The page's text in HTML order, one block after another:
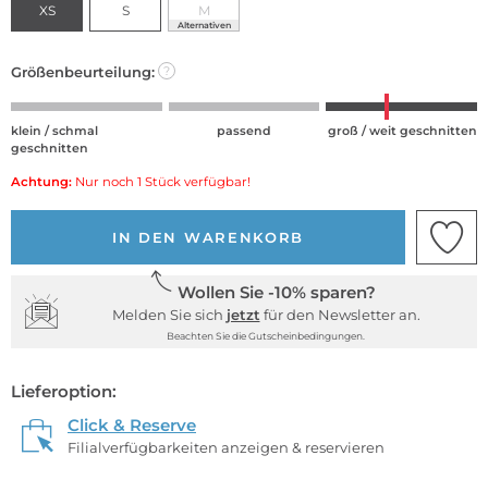
XS S M
Alternativen
Größenbeurteilung: ?
klein / schmal
geschnitten
passend groß / weit geschnitten
Achtung: Nur noch 1 Stück verfügbar!
IN DEN WARENKORB
Wollen Sie -10% sparen?
Melden Sie sich jetzt für den Newsletter an.
Beachten Sie die Gutscheinbedingungen.
Lieferoption:
Click & Reserve
Filialverfügbarkeiten anzeigen & reservieren